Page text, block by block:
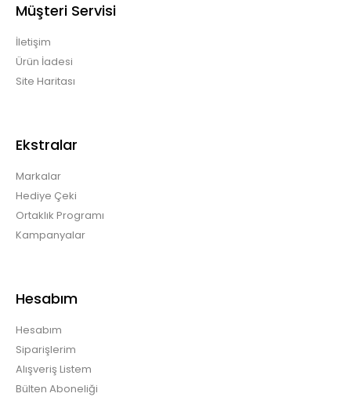
Müşteri Servisi
İletişim
Ürün İadesi
Site Haritası
Ekstralar
Markalar
Hediye Çeki
Ortaklık Programı
Kampanyalar
Hesabım
Hesabım
Siparişlerim
Alışveriş Listem
Bülten Aboneliği